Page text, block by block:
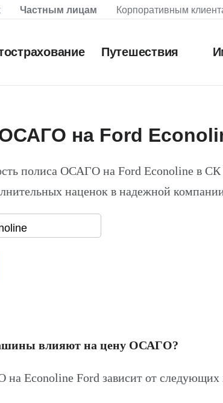
Частным лицам Корпоративным
Путешествия
на Ford
полиса ОСАГО на Ford Econoline в
наценок в надежной
влияют на цену ОСАГО?
Econoline Ford зависит от следующих